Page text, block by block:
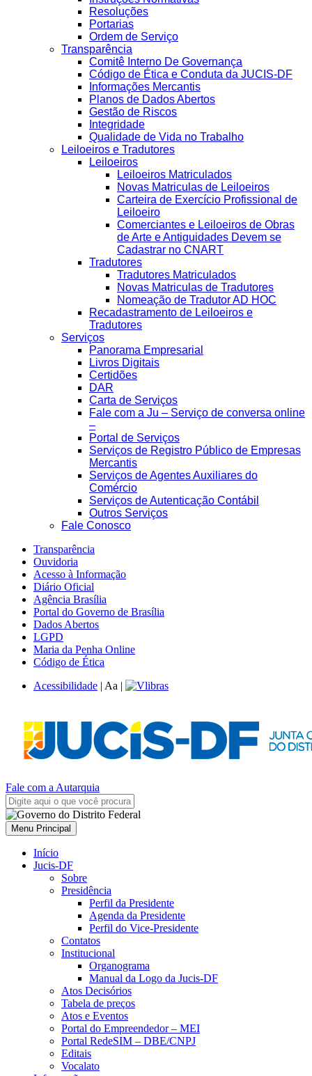
Resoluções
Portarias
Ordem de Serviço
Transparência
Comitê Interno De Governança
Código de Ética e Conduta da JUCIS-DF
Informações Mercantis
Planos de Dados Abertos
Gestão de Riscos
Integridade
Qualidade de Vida no Trabalho
Leiloeiros e Tradutores
Leiloeiros
Leiloeiros Matriculados
Novas Matriculas de Leiloeiros
Carteira de Exercício Profissional de
Leiloeiro
Comerciantes e Leiloeiros de Obras
de Arte e Antiguidades Devem se
Cadastrar no CNART
Tradutores
Tradutores Matriculados
Novas Matriculas de Tradutores
Nomeação de Tradutor AD HOC
Recadastramento de Leiloeiros e
Tradutores
Serviços
Panorama Empresarial
Livros Digitais
Certidões
DAR
Carta de Serviços
Fale com a Ju – Serviço de conversa online
–
Portal de Serviços
Serviços de Registro Público de Empresas
Mercantis
Serviços de Agentes Auxiliares do
Comércio
Serviços de Autenticação Contábil
Outros Serviços
Fale Conosco
Transparência
Ouvidoria
Acesso à Informação
Diário Oficial
Agência Brasília
Portal do Governo de Brasília
Dados Abertos
LGPD
Maria da Penha Online
Código de Ética
Acessibilidade | Aa |
Fale com a Autarquia
Menu Principal
Início
Jucis-DF
Sobre
Presidência
Perfil da Presidente
Agenda da Presidente
Perfil do Vice-Presidente
Contatos
Institucional
Organograma
Manual da Logo da Jucis-DF
Atos Decisórios
Tabela de preços
Atos e Eventos
Portal do Empreendedor – MEI
Portal RedeSIM – DBE/CNPJ
Editais
Vocalato